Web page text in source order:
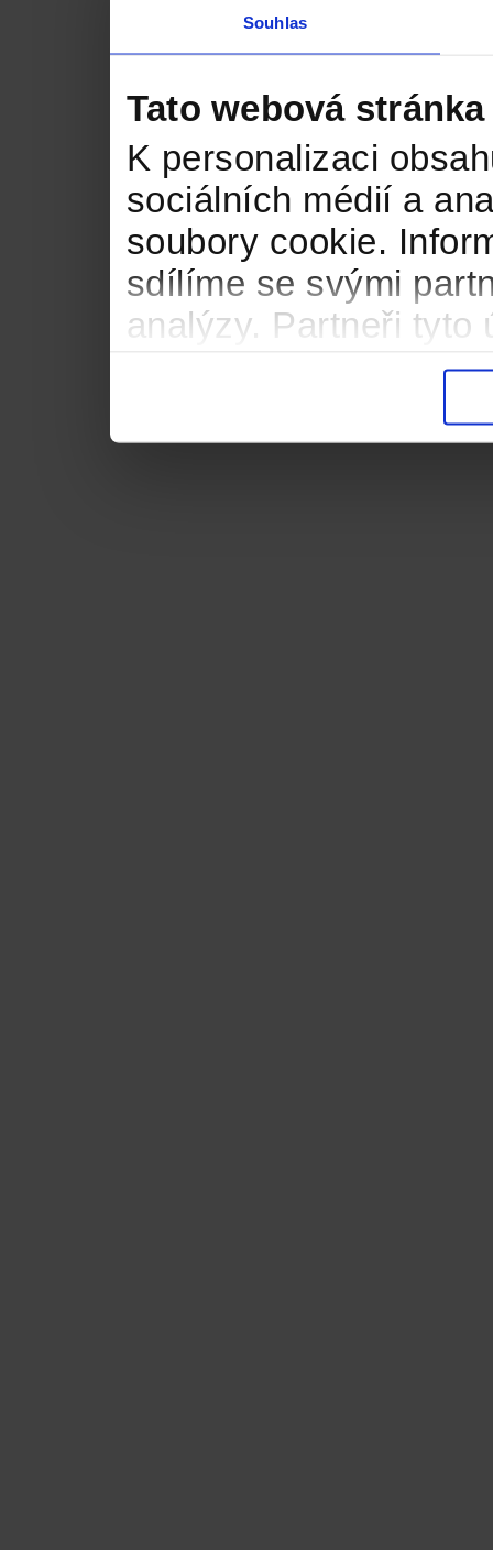
Souhlas
Tato webová
K personalizaci
sociálních médií a
soubory cookie.
sdílíme se svými
analýzy. Partneři tyto
informacemi, které